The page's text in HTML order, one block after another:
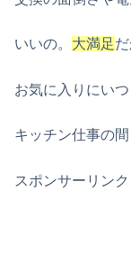
いいの。 大満足だ
お気に入りにい
キッチン仕事の
スポンサーリンク